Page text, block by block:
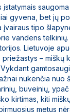
gyvena, bet jų
tipo
vandens
Lietuvoje
– miškų
nukenčia nuo
buveinių,
kirtimas, kiti
metus